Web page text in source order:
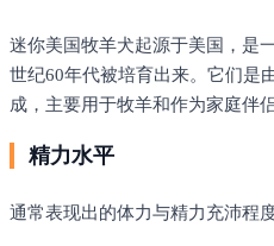
迷你美国牧羊犬起源于美国，是
世纪60年代被培育出来。它们是
成，主要用于牧羊和作为家庭伴侣
精力水平
通常表现出的体力与精力充沛程度